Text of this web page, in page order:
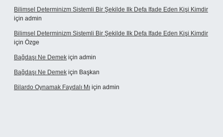
Bilimsel Determinizm Sistemli Bir Şekilde Ilk Defa Ifade Eden Kişi Kimdir
için admin
Bilimsel Determinizm Sistemli Bir Şekilde Ilk Defa Ifade Eden Kişi Kimdir
için Özge
Bağdaşı Ne Demek için admin
Bağdaşı Ne Demek için Başkan
Bilardo Oynamak Faydalı Mı için admin